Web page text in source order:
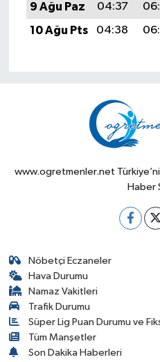
9 Ağu Paz
04:37
10 Ağu Pts
04:38
www.ogretmenler.net
Haber
Nöbetçi Eczaneler
Hava Durumu
Namaz Vakitleri
Trafik Durumu
Süper Lig Puan Durumu ve
Tüm Manşetler
Son Dakika Haberleri